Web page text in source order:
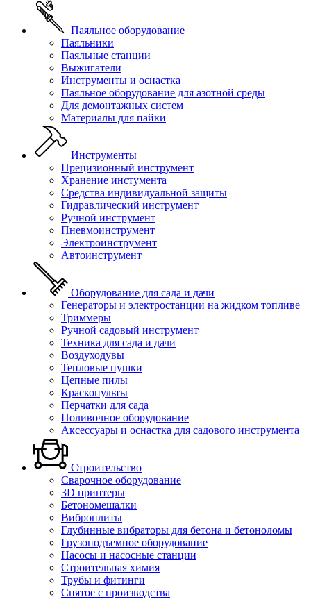
Паяльное оборудование
Паяльники
Паяльные станции
Выжигатели
Инструменты и оснастка
Паяльное оборудование для азотной среды
Для демонтажных систем
Материалы для пайки
Инструменты
Прецизионный инструмент
Хранение инстумента
Средства индивидуальной защиты
Гидравлический инструмент
Ручной инструмент
Пневмоинструмент
Электроинструмент
Автоинструмент
Оборудование для сада и дачи
Генераторы и электростанции на жидком топливе
Триммеры
Ручной садовый инструмент
Техника для сада и дачи
Воздуходувы
Тепловые пушки
Цепные пилы
Краскопульты
Перчатки для сада
Поливочное оборудование
Аксессуары и оснастка для садового инструмента
Строительство
Сварочное оборудование
3D принтеры
Бетономешалки
Виброплиты
Глубинные вибраторы для бетона и бетоноломы
Грузоподъемное оборудование
Насосы и насосные станции
Строительная химия
Трубы и фитинги
Снятое с производства